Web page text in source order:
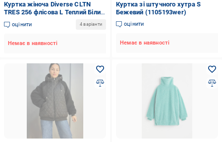
Куртка жіноча Diverse CLTN
TRES 256 флісова L Теплий Білий
(5905384219282)
оцінити 4 варіанти
Немає в наявності
Куртка зі штучного хутра S
Бежевий (1105193wer)
оцінити
Немає в наявності